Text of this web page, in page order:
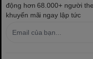
động hơn 68.000+ người
khuyến mãi ngay lập tức